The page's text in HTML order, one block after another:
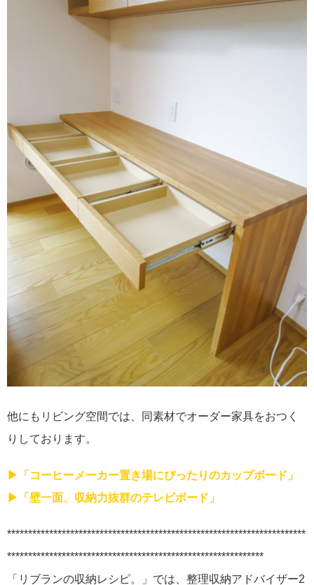
他にもリビング空間では、同素材でオーダー家具をおつく
りしております。
▶ 「コーヒーメーカー置き場にぴったりのカップボード」
▶
「壁一面、収納力抜群のテレビボード」
***********************************************************************
*************************************************************
「リブランの収納レシピ。」では、整理収納アドバイザー2